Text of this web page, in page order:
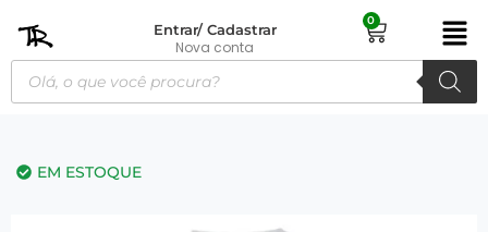
Entrar/ Cadastrar
Nova conta
0
EM ESTOQUE